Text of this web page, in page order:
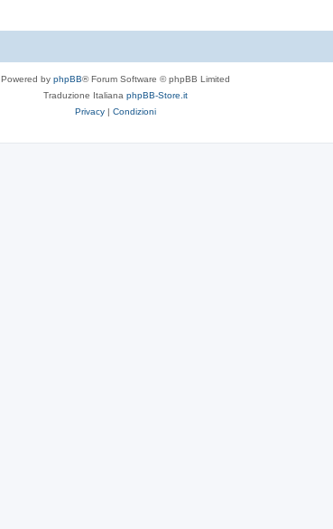
Powered by phpBB® Forum Software © phpBB Limited
Traduzione Italiana phpBB-Store.it
Privacy | Condizioni